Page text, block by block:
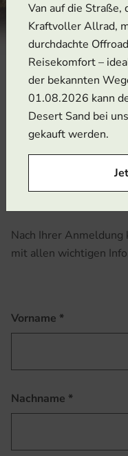
Dann melden Sie sich
Nach Ihrer Anmeldung
mit allen wichtigen
Vorname *
Nachname *
Van auf die
Kraftvoller Allrad,
durchdachte
Reisekomfort –
der bekannten
01.08.2026 kann
Desert Sand bei
gekauft werden.